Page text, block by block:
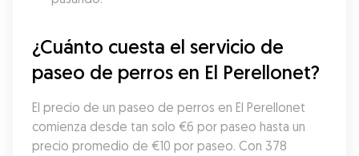
¿Cuánto cuesta el servicio de
paseo de perros en El Perellonet?
El precio de un paseo de perros en El Perellonet
comienza desde tan solo €6 por paseo hasta un
precio promedio de €10 por paseo. Con 378